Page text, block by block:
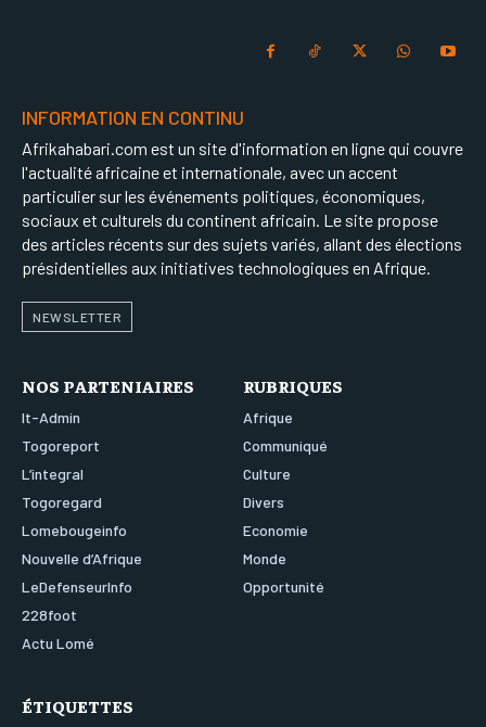
INFORMATION EN CONTINU
Afrikahabari.com est un site d'information en ligne qui couvre
l'actualité africaine et internationale, avec un accent
particulier sur les événements politiques, économiques,
sociaux et culturels du continent africain. Le site propose
des articles récents sur des sujets variés, allant des élections
présidentielles aux initiatives technologiques en Afrique.
NEWSLETTER
NOS PARTENIAIRES
It-Admin
Togoreport
L’integral
Togoregard
Lomebougeinfo
Nouvelle d’Afrique
LeDefenseurInfo
228foot
Actu Lomé
RUBRIQUES
Afrique
Communiqué
Culture
Divers
Economie
Monde
Opportunité
ÉTIQUETTES